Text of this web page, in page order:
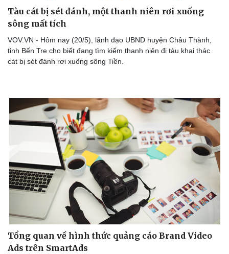
Tàu cát bị sét đánh, một thanh niên rơi xuống
sông mất tích ​
VOV.VN - Hôm nay (20/5), lãnh đạo UBND huyện Châu Thành,
tỉnh Bến Tre cho biết đang tìm kiếm thanh niên đi tàu khai thác
cát bị sét đánh rơi xuống sông Tiền.
Tổng quan về hình thức quảng cáo Brand Video
Ads trên SmartAds